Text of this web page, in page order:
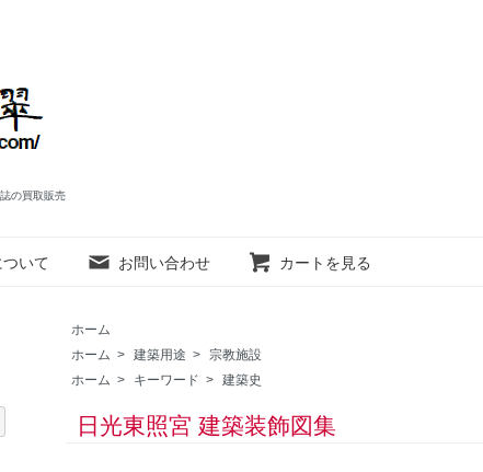
の買取販売
いて お問い合わせ カートを見る
ホーム
ホーム > 建築用途 > 宗教施設
ホーム > キーワード > 建築史
日光東照宮 建築装飾図集